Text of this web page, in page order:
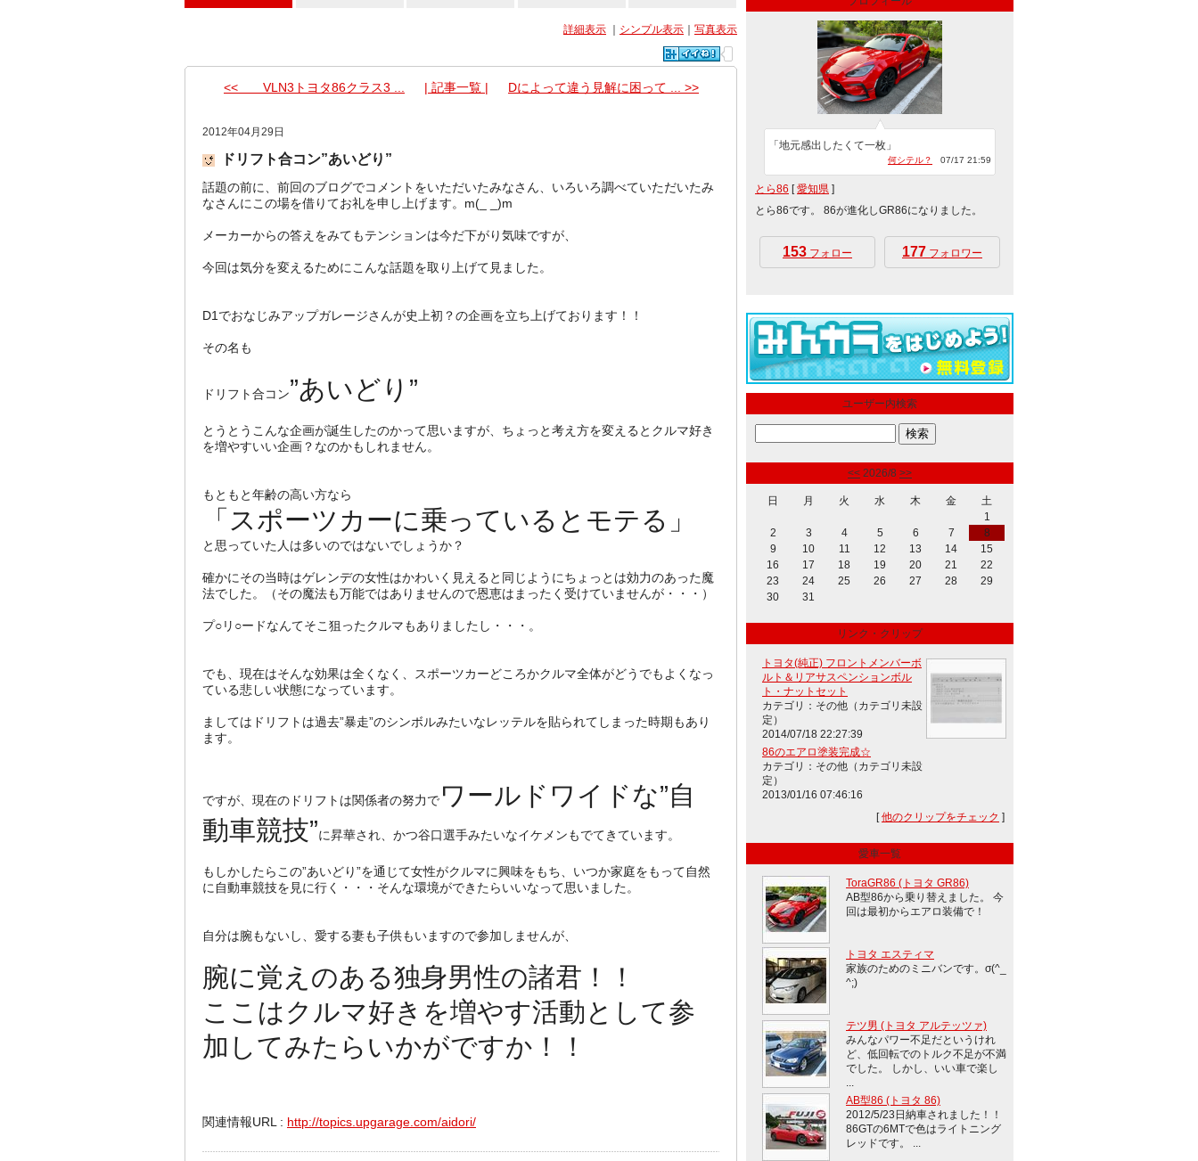
詳細表示 シンプル表示 写真表示
<< VLN3トヨタ86クラス3 ... | 記事一覧 | Dによって違う見解に困って ... >>
2012年04月29日
ドリフト合コン”あいどり”
話題の前に、前回のブログでコメントをいただいたみなさん、いろいろ調べていただいたみ
なさんにこの場を借りてお礼を申し上げます。m(_ _)m
メーカーからの答えをみてもテンションは今だ下がり気味ですが、
今回は気分を変えるためにこんな話題を取り上げて見ました。
D1でおなじみアップガレージさんが史上初？の企画を立ち上げております！！
その名も
ドリフト合コン”あいどり”
とうとうこんな企画が誕生したのかって思いますが、ちょっと考え方を変えるとクルマ好き
を増やすいい企画？なのかもしれません。
もともと年齢の高い方なら
「スポーツカーに乗っているとモテる」
と思っていた人は多いのではないでしょうか？
確かにその当時はゲレンデの女性はかわいく見えると同じようにちょっとは効力のあった魔
法でした。（その魔法も万能ではありませんので恩恵はまったく受けていませんが・・・）
プ○リ○ードなんてそこ狙ったクルマもありましたし・・・。
でも、現在はそんな効果は全くなく、スポーツカーどころかクルマ全体がどうでもよくなっ
ている悲しい状態になっています。
ましてはドリフトは過去”暴走”のシンボルみたいなレッテルを貼られてしまった時期もあり
ます。
ですが、現在のドリフトは関係者の努力で ワールドワイドな”自
動車競技”に昇華され、かつ谷口選手みたいなイケメンもでてきています。
もしかしたらこの”あいどり”を通じて女性がクルマに興味をもち、いつか家庭をもって自然
に自動車競技を見に行く・・・そんな環境ができたらいいなって思いました。
自分は腕もないし、愛する妻も子供もいますので参加しませんが、
腕に覚えのある独身男性の諸君！！
ここはクルマ好きを増やす活動として参
加してみたらいかがですか！！
関連情報URL : http://topics.upgarage.com/aidori/
「地元感出したくて一枚」
何シテル？ 07/17 21:59
とら86 [愛知県 ]
とら86です。 86が進化しGR86になりました。
153 フォロー 177 フォロワー
ユーザー内検索
<< 2026/8 >>
日 月 火 水 木 金
土
1
2
3 4 5 6 7
8
9
10 11 12 13 14
15
16
17 18 19 20 21
22
23
24 25 26 27 28
29
30
31
リンク・クリップ
トヨタ(純正) フロントメンバーボ
ルト＆リアサスペンションボル
ト・ナットセット
カテゴリ：その他（カテゴリ未設
定）
2014/07/18 22:27:39
86のエアロ塗装完成☆
カテゴリ：その他（カテゴリ未設
定）
2013/01/16 07:46:16
[他のクリップをチェック ]
愛車一覧
ToraGR86 (トヨタ GR86)
AB型86から乗り替えました。 今
回は最初からエアロ装備で！
トヨタ エスティマ
家族のためのミニバンです。σ(^_
^;)
テツ男 (トヨタ アルテッツァ)
みんなパワー不足だというけれ
ど、低回転でのトルク不足が不満
でした。 しかし、いい車で楽し
...
AB型86 (トヨタ 86)
2012/5/23日納車されました！！
86GTの6MTで色はライトニング
レッドです。 ...